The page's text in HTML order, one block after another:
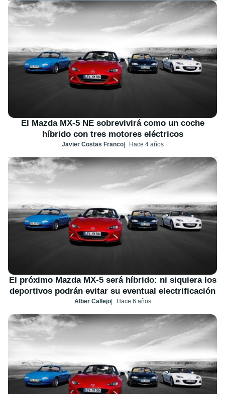
El Mazda MX-5 NE sobrevivirá como un coche
híbrido con tres motores eléctricos
Javier Costas Franco Hace 4 años
El próximo Mazda MX-5 será híbrido: ni siquiera los
deportivos podrán evitar su eventual electrificación
Alber Callejo Hace 6 años